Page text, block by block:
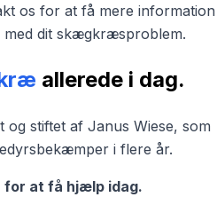
os for at få mere information
dit skægkræsproblem.
allerede i dag.
og stiftet af Janus Wiese, som
i flere år.
for at få hjælp idag.